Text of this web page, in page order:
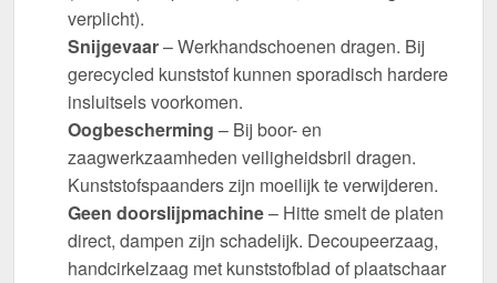
verplicht).
Snijgevaar– Werkhandschoenen dragen. Bij
gerecycled kunststof kunnen sporadisch hardere
insluitsels voorkomen.
Oogbescherming – Bij boor- en
zaagwerkzaamheden veiligheidsbril dragen.
Kunststofspaanders zijn moeilijk te verwijderen.
Geen doorslijpmachine– Hitte smelt de platen
direct, dampen zijn schadelijk. Decoupeerzaag,
handcirkelzaag met kunststofblad of plaatschaar